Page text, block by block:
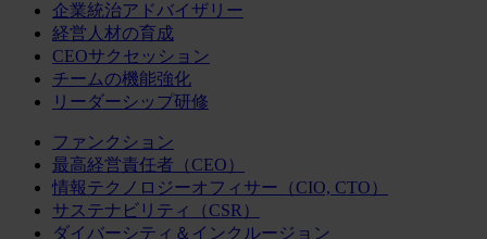
企業統治アドバイザリー
経営人材の育成
CEOサクセッション
チームの機能強化
リーダーシップ研修
ファンクション
最高経営責任者（CEO）
情報テクノロジーオフィサー（CIO, CTO）
サステナビリティ（CSR）
ダイバーシティ＆インクルージョン